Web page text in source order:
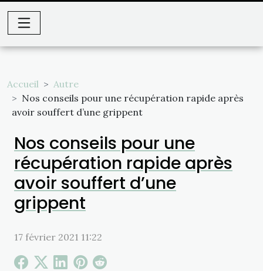
Accueil
Autre
Nos conseils pour une récupération rapide après
avoir souffert d’une grippent
Nos conseils pour une
récupération rapide après
avoir souffert d’une
grippent
17 février 2021 11:22